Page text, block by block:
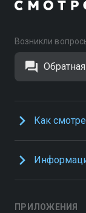
Возникли
Как
ПРИЛОЖЕНИЯ